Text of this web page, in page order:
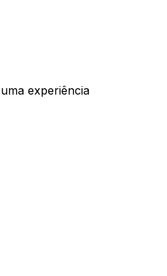
uma experiência